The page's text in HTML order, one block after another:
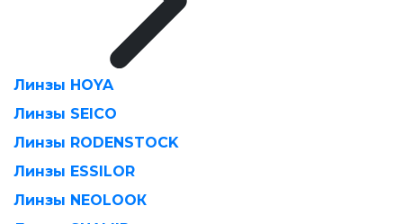
Линзы HOYA
Линзы SEICO
Линзы RODENSTOCK
Линзы ESSILOR
Линзы NEOLOOК